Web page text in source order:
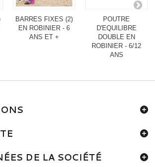
BARRES FIXES (2)
EN ROBINIER - 6
ANS ET +
POUTRE
D'EQUILIBRE
DOUBLE EN
ROBINIER - 6/12
ANS
DE LA SOCIÉTÉ